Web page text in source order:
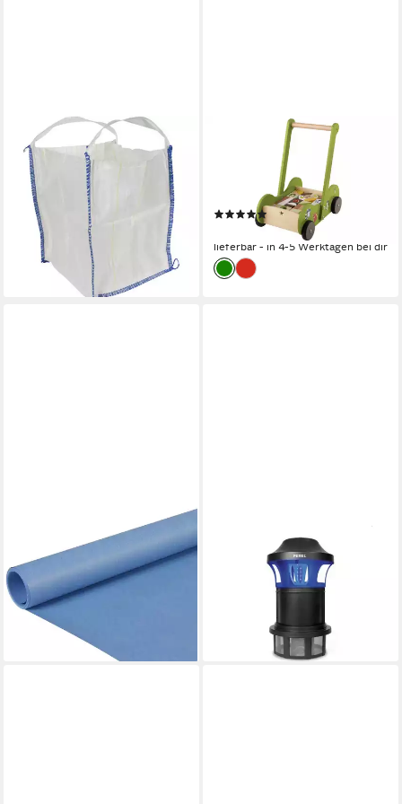
VELLEMAN
Gartensack Velleman SDB55
Kiessack 55 l Weiß
14,46 €
lieferbar - in 2-3 Werktagen bei dir
Spiel-Einkaufswagen Playtive
Holz Schiebewagen mit 30
Holzbausteinen
(3)
27,99 €
lieferbar - in 4-5 Werktagen bei dir
Geschenkbox Clairefontaine
Geschenkpapier 95713C
70cmx3m blau (1 St)
11,26 €
lieferbar - in 4-5 Werktagen bei dir
Gartensack Das Gerät hat
eine Reichweite von 750 m²
und ist mit einer UV-Leuchte,
lieferbar - in 2-3 Werktagen bei dir